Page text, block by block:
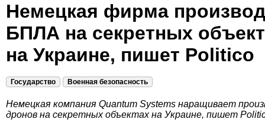
Немецкая фирма
БПЛА на секретных
на Украине, пишет Politico
Государство Военная безопасность
Немецкая компания Quantum Systems наращивает
дронов на секретных объектах на Украине, пишет